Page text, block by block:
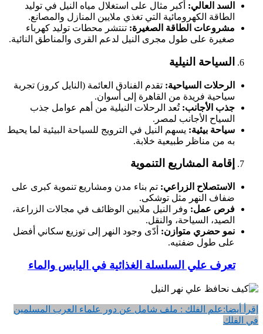
السد العالي: أكبر مثال على استغلال مياه النيل في توليد
الطاقة الكهرومائية التي تغذي ملايين المنازل والمصانع.
مشروعات الطاقة الصغيرة: تنتشر محطات توليد كهرباء
صغيرة على طول مجرى النيل لدعم القرى والمناطق النائية.
السياحة النيلية
الرحلات السياحية: تقدم الفنادق العائمة (النايل كروز) تجربة
سياحية فريدة من القاهرة إلى أسوان.
جذب الأجانب: تُعد الرحلات النيلية من أهم عوامل جذب
السياح الأجانب لمصر.
سياحة بيئية: يسهم النيل في الترويج للسياحة البيئية لما يحيط
به من مناظر طبيعية خلابة.
إقامة المشاريع التنموية
الاستصلاح الزراعي: تم بناء مدن ومشاريع تنموية كبرى على
ضفاف النهر مثل توشكى.
فرص عمل: وفر النيل ملايين الوظائف في مجالات الزراعة،
الصيد، السياحة، والنقل.
نمو حضري متوازن: أدّى وجود النهر إلى توزيع سكاني أفضل
على طول ضفتيه.
تعرف علي السلسلة الغذائية في اليابس والماء
إقرأ أيضا:علم الفلك : ملف شامل عن دور علماء العرب المسلمين
في الفلك